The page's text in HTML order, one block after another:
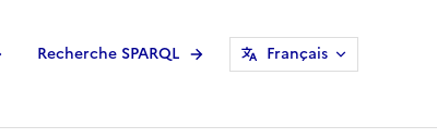
Recherche SPARQL Français